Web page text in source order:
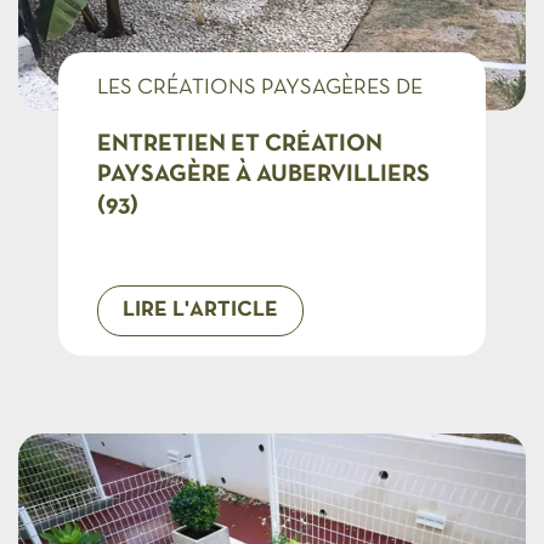
ENTRETIEN ET CRÉATION
PAYSAGÈRE À AUBERVILLIERS
(93)
LES CRÉATIONS PAYSAGÈRES DE
LES RÉALISATIONS
PROFESSIONNELS
LIRE L'ARTICLE